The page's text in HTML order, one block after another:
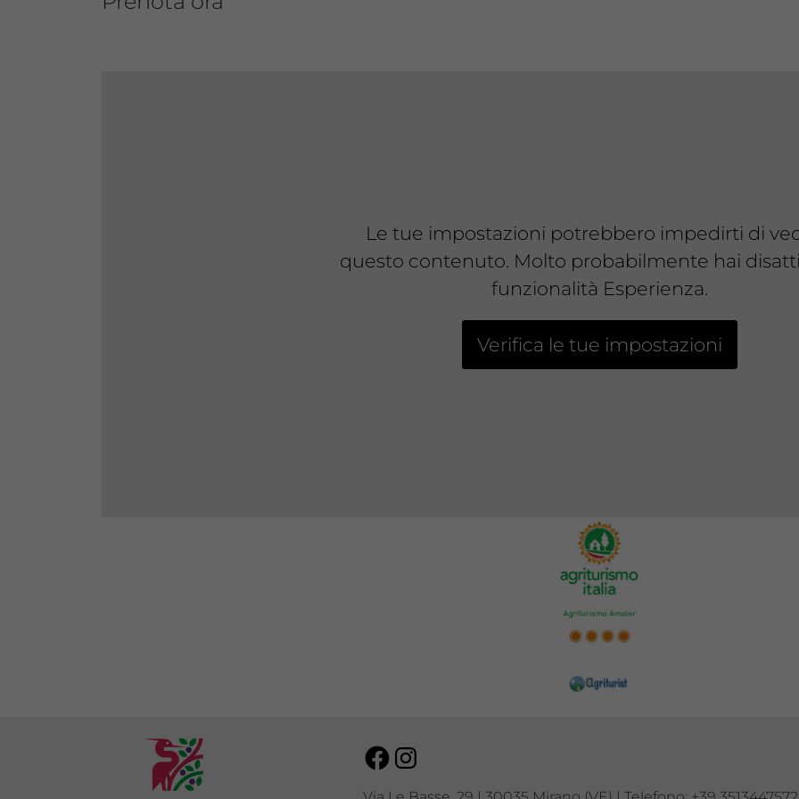
Le tue impostazioni potrebbero impedirti di
questo contenuto. Molto probabilmente hai
funzionalità Esperienza.
Verifica le tue impostazioni
Facebook
Instagram